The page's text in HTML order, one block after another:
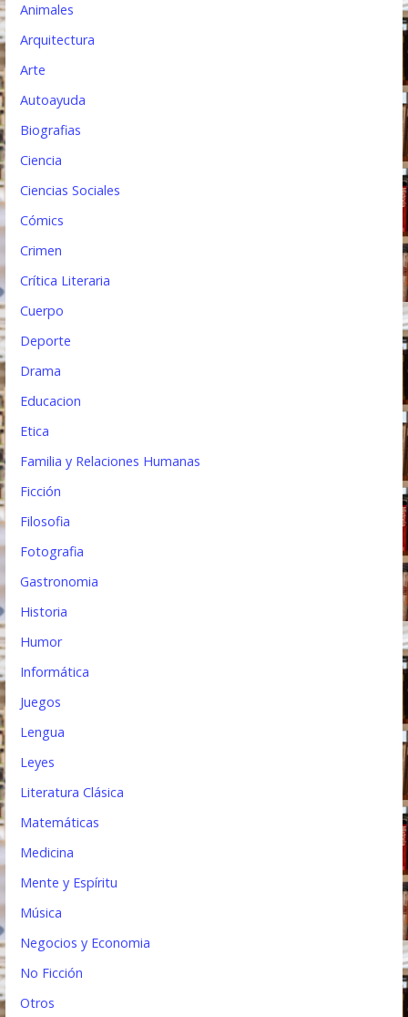
n
Animales
Arquitectura
Arte
Autoayuda
Biografias
Ciencia
Ciencias Sociales
Cómics
Crimen
Crítica Literaria
Cuerpo
Deporte
Drama
Educacion
Etica
Familia y Relaciones Humanas
Ficción
Filosofia
Fotografia
Gastronomia
Historia
Humor
Informática
Juegos
Lengua
Leyes
Literatura Clásica
Matemáticas
Medicina
Mente y Espíritu
Música
Negocios y Economia
No Ficción
Otros